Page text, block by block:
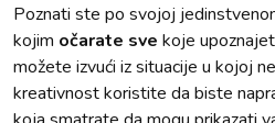
Poznati ste po svojoj
kojim očarate sve koje
možete izvući iz situacije u kojoj
kreativnost koristite da biste